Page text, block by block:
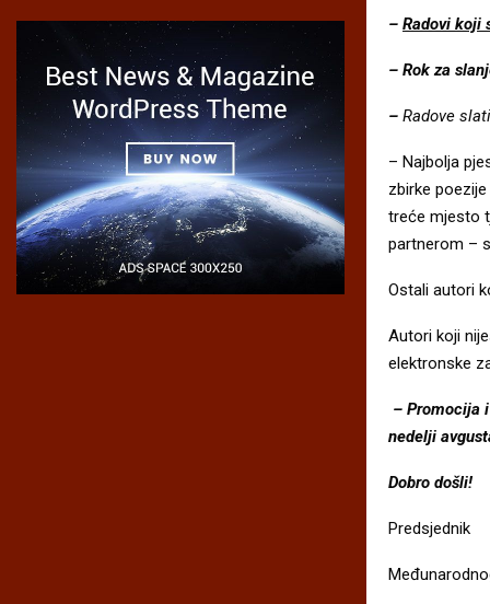
– Radovi koji
– Rok za
– Radove
– Najbolja
zbirke
treće mjesto
partnerom –
Ostali autori
Autori koji
elektronske
– Promocija i
nedelji
Dobro došli!
Predsjednik